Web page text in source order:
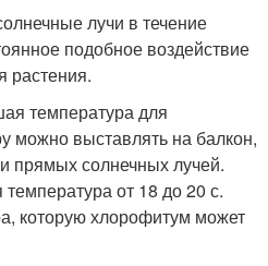
лучи в течение
подобное воздействие
растения.
температура для
можно выставлять на балкон,
и прямых солнечных лучей.
от 18 до 20 с.
которую хлорофитум может